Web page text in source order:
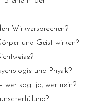
Wirkversprechen?
und Geist wirken?
und Physik?
wer sagt ja, wer nein?